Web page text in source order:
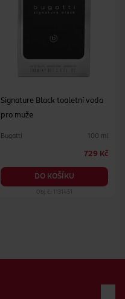
Signature Black toaletní voda
pro muže
Bugatti 100 ml
729 Kč
DO KOŠÍKU
Obj. č.: 1131451